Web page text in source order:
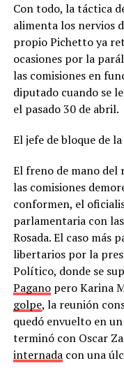
Con todo, la táctica
alimenta los nervios
propio Pichetto ya
ocasiones por la
las comisiones en
diputado cuando se
el pasado 30 de abril.
El jefe de bloque de
El freno de mano del
las comisiones
conformen, el
parlamentaria con
Rosada. El caso más
libertarios por la
Político, donde se
Paganopero Karina
golpe, la reunión
quedó envuelto en
terminó con Oscar
internadacon una